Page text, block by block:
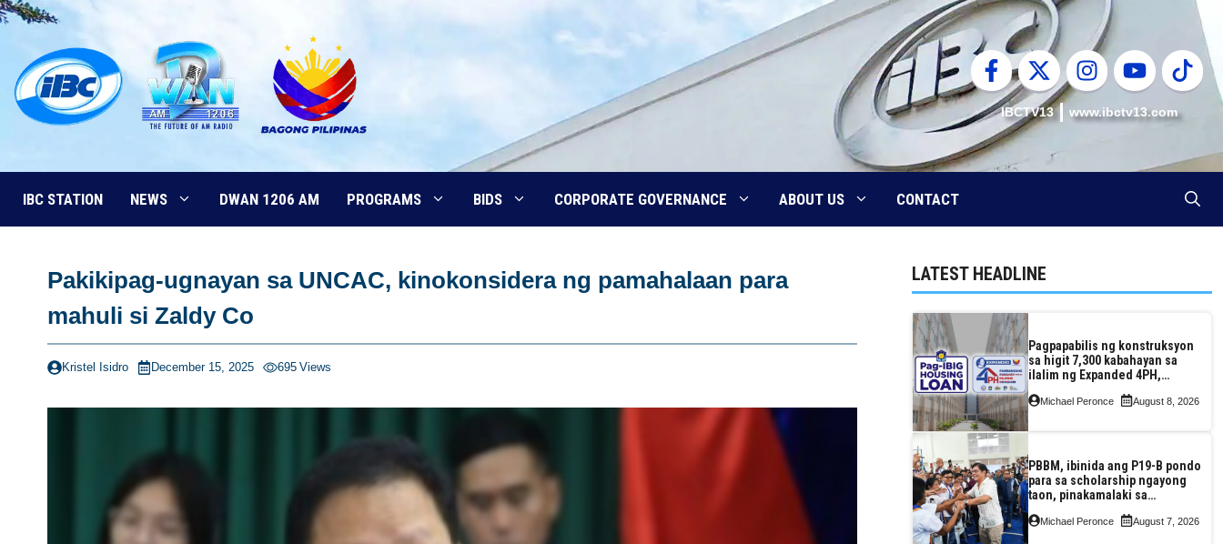
Skip
content
IBCTV13 www.ibctv13.com
IBC STATION NEWS DWAN 1206 AM PROGRAMS BIDS CORPORATE GOVERNANCE ABOUT US CONTACT
Pakikipag-ugnayan sa UNCAC, kinokonsidera ng pamahalaan para
mahuli si Zaldy Co
Kristel Isidro December 15, 2025 695 Views
LATEST HEADLINE
Pagpapabilis ng konstruksyon
sa higit 7,300 kabahayan sa
ilalim ng Expanded 4PH,
ng Pag-IBIG at P.A. Alvarez
Michael Peronce August 8, 2026
PBBM, ibinida ang P19-B pondo
para sa scholarship ngayong
taon, pinakamalaki sa
Michael Peronce August 7, 2026